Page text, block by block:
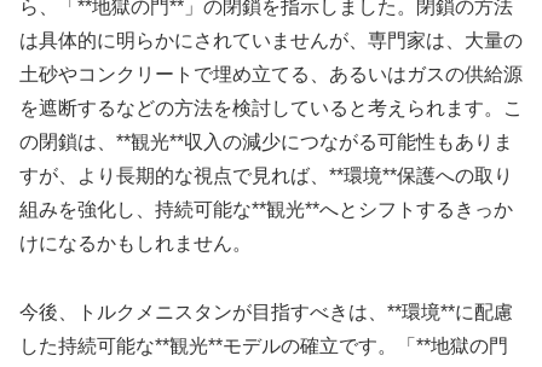
ら、「**地獄の門**」の閉鎖を指示しました。閉鎖の方法
は具体的に明らかにされていませんが、専門家は、大量の
土砂やコンクリートで埋め立てる、あるいはガスの供給源
を遮断するなどの方法を検討していると考えられます。こ
の閉鎖は、**観光**収入の減少につながる可能性もありま
すが、より長期的な視点で見れば、**環境**保護への取り
組みを強化し、持続可能な**観光**へとシフトするきっか
けになるかもしれません。
今後、トルクメニスタンが目指すべきは、**環境**に配慮
した持続可能な**観光**モデルの確立です。「**地獄の門